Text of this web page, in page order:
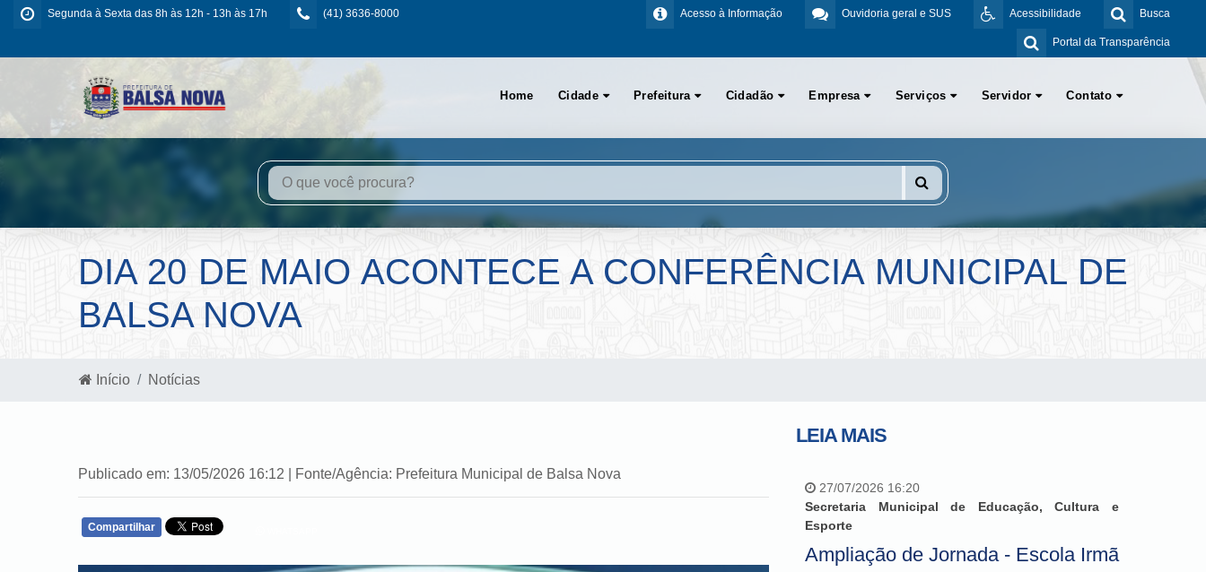
Segunda à Sexta das 8h às 12h - 13h às 17h (41) 3636-8000 Busca
Acessibilidade
Ouvidoria geral e SUS
Acesso à Informação
Portal da Transparência
Home Cidade Prefeitura Cidadão Empresa Serviços Servidor Contato
DIA 20 DE MAIO ACONTECE A CONFERÊNCIA MUNICIPAL DE
BALSA NOVA
Início Notícias
Publicado em: 13/05/2026 16:12 | Fonte/Agência: Prefeitura Municipal de Balsa Nova
Compartilhar
LEIA MAIS
27/07/2026 16:20
Secretaria Municipal de Educação, Cultura e
Esporte
Ampliação de Jornada - Escola Irmã